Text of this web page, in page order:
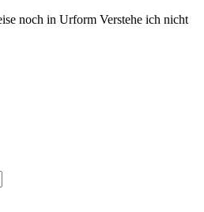
noch in Urform Verstehe ich nicht